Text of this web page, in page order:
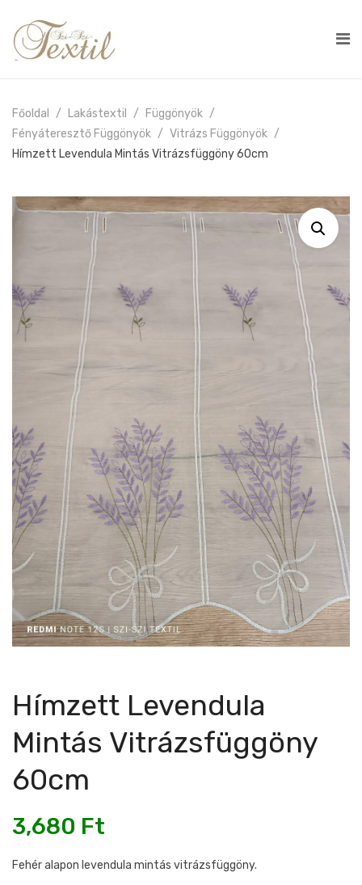
Főoldal Lakástextil
Függönyök
Fényáteresztő Függönyök
Vitrázs Függönyök
Hímzett Levendula Mintás Vitrázsfüggöny 60cm
Hímzett Levendula
Mintás Vitrázsfüggöny
60cm
3,680 Ft
Fehér alapon levendula mintás vitrázsfüggöny.